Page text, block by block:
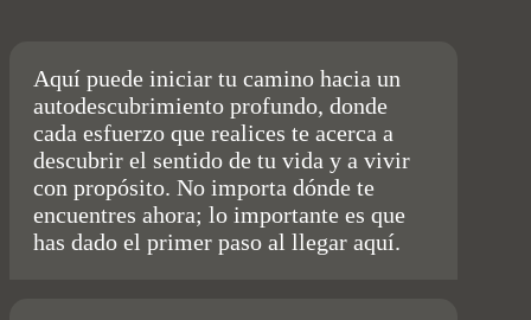
Aquí puede iniciar tu camino hacia un
autodescubrimiento profundo, donde
cada esfuerzo que realices te acerca a
descubrir el sentido de tu vida y a vivir
con propósito. No importa dónde te
encuentres ahora; lo importante es que
has dado el primer paso al llegar aquí.